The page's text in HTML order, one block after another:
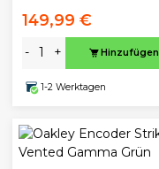
149,99 €
- + Hinzufügen
1-2 Werktagen